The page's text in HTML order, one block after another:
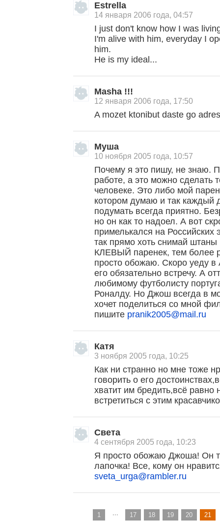
Estrella
14 января 2006 года, 04:57
I just don't know how I was
I'm alive with him, everyday I
him.
He is my ideal...
Masha !!!
12 января 2006 года, 17:50
A mozet ktonibut daste go
Муша
10 ноября 2005 года, 10:57
Почему я это пишу, не знаю.
работе, а это можно сделать
человеке. Это либо мой
котором думаю и так каждый
подумать всегда приятно.
но он как то надоел. А вот
примелькался на Российских
так прямо хоть снимай штаны
КЛЕВЫЙ паренек, тем более
просто обожаю. Скоро уеду в
его обязательно встречу. А
любимому футболисту
Роналду. Но Джош всегда в
хочет поделиться со мной
пишите pranik2005@mail.ru
Катя
3 ноября 2005 года, 10:25
Как ни странно но мне тоже
говорить о его
хватит им бредить,всё равно
встретиться с этим
Света
4 сентября 2005 года, 10:23
Я просто обожаю Джоша! Он
лапочка! Все, кому он
sveta_urga@rambler.ru
1 ... 17 18 19 20 21
, поделитесь своим мнением
Малосодержательные и грубые отзывы нещадно